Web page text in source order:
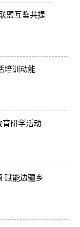
盟互鉴共提
：补齐师资短板 激活培训动能
育研学活动